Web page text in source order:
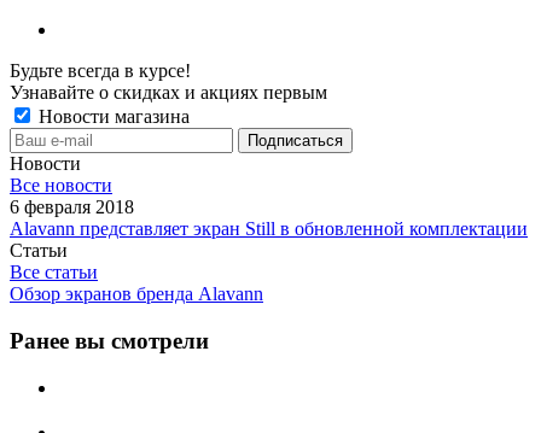
Будьте всегда в курсе!
Узнавайте о скидках и акциях первым
Новости магазина
Новости
Все новости
6 февраля 2018
Alavann представляет экран Still в обновленной комплектации
Статьи
Все статьи
Обзор экранов бренда Alavann
Ранее вы смотрели